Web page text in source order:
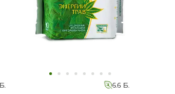
6.6 Б.